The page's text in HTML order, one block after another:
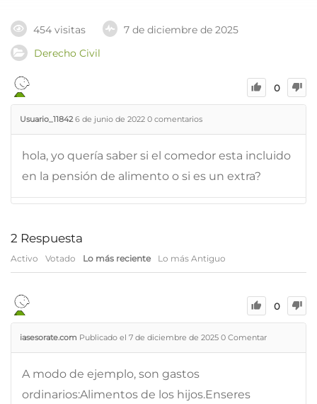
454 visitas
7 de diciembre de 2025
Derecho Civil
0
Usuario_11842 6 de junio de 2022 0 comentarios
hola, yo quería saber si el comedor esta incluido
en la pensión de alimento o si es un extra?
2 Respuesta
Activo Votado Lo más reciente Lo más Antiguo
0
iasesorate.com Publicado el 7 de diciembre de 2025 0 Comentar
A modo de ejemplo, son gastos
ordinarios:Alimentos de los hijos.Enseres